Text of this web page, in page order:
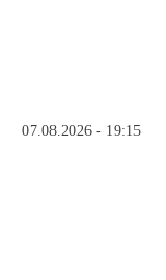
07.08.2026 - 19:15